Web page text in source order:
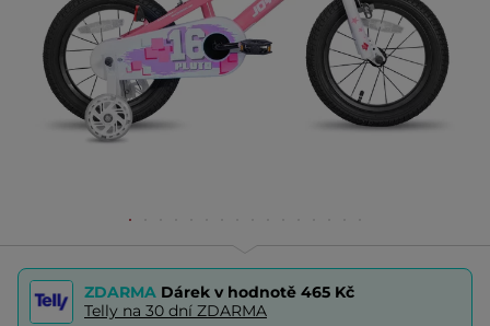
ZDARMA Dárek v hodnotě 465 Kč
Telly na 30 dní ZDARMA